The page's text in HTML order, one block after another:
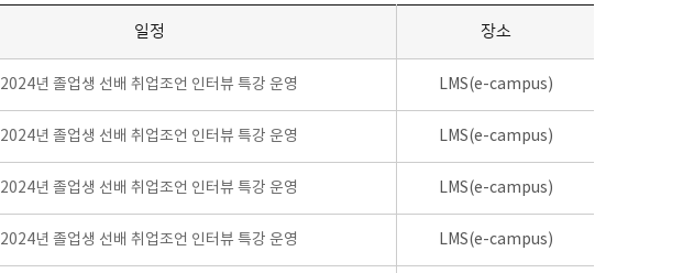
일정 장소
2024년 졸업생 선배 취업조언 인터뷰 특강 운영 LMS(e-campus)
2024년 졸업생 선배 취업조언 인터뷰 특강 운영 LMS(e-campus)
2024년 졸업생 선배 취업조언 인터뷰 특강 운영 LMS(e-campus)
2024년 졸업생 선배 취업조언 인터뷰 특강 운영 LMS(e-campus)